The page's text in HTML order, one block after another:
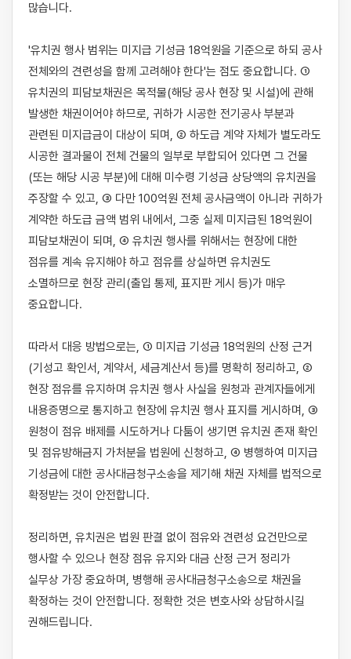
많습니다.
'유치권 행사 범위는 미지급 기성금 18억원을 기준으로 하되 공사
전체와의 견련성을 함께 고려해야 한다'는 점도 중요합니다. ①
유치권의 피담보채권은 목적물(해당 공사 현장 및 시설)에 관해
발생한 채권이어야 하므로, 귀하가 시공한 전기공사 부분과
관련된 미지급금이 대상이 되며, ② 하도급 계약 자체가 별도라도
시공한 결과물이 전체 건물의 일부로 부합되어 있다면 그 건물
(또는 해당 시공 부분)에 대해 미수령 기성금 상당액의 유치권을
주장할 수 있고, ③ 다만 100억원 전체 공사금액이 아니라 귀하가
계약한 하도급 금액 범위 내에서, 그중 실제 미지급된 18억원이
피담보채권이 되며, ④ 유치권 행사를 위해서는 현장에 대한
점유를 계속 유지해야 하고 점유를 상실하면 유치권도
소멸하므로 현장 관리(출입 통제, 표지판 게시 등)가 매우
중요합니다.
따라서 대응 방법으로는, ① 미지급 기성금 18억원의 산정 근거
(기성고 확인서, 계약서, 세금계산서 등)를 명확히 정리하고, ②
현장 점유를 유지하며 유치권 행사 사실을 원청과 관계자들에게
내용증명으로 통지하고 현장에 유치권 행사 표지를 게시하며, ③
원청이 점유 배제를 시도하거나 다툼이 생기면 유치권 존재 확인
및 점유방해금지 가처분을 법원에 신청하고, ④ 병행하여 미지급
기성금에 대한 공사대금청구소송을 제기해 채권 자체를 법적으로
확정받는 것이 안전합니다.
정리하면, 유치권은 법원 판결 없이 점유와 견련성 요건만으로
행사할 수 있으나 현장 점유 유지와 대금 산정 근거 정리가
실무상 가장 중요하며, 병행해 공사대금청구소송으로 채권을
확정하는 것이 안전합니다. 정확한 것은 변호사와 상담하시길
권해드립니다.